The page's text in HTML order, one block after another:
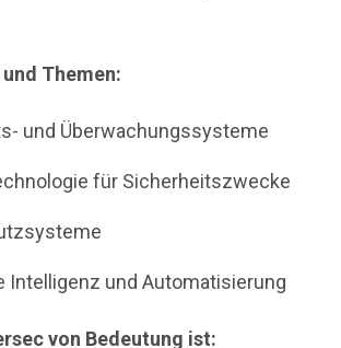
Themen:
und Überwachungssysteme
für Sicherheitszwecke
Intelligenz und Automatisierung
von Bedeutung ist: